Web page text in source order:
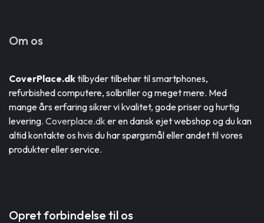
Om os
CoverPlace.dktilbyder tilbehør til smartphones,
refurbished computere, solbriller og meget mere. Med
mange års erfaring sikrer vi kvalitet, gode priser og hurtig
levering. Coverplace.dk er en dansk ejet webshop og du kan
altid kontakte os hvis du har spørgsmål eller andet til vores
produkter eller service.
Opret forbindelse til os